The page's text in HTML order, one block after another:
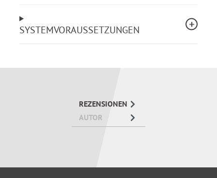
Alltagsunterstützung durch Entlastungsbetrag
SYSTEMVORAUSSETZUNGEN
REZENSIONEN
AUTOR